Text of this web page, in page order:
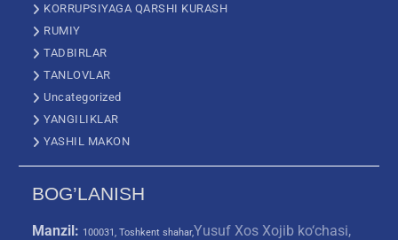
KORRUPSIYAGA QARSHI KURASH
RUMIY
TADBIRLAR
TANLOVLAR
Uncategorized
YANGILIKLAR
YASHIL MAKON
BOG’LANISH
Manzil: 100031, Toshkent shahar,Yusuf Xos Xojib ko‘chasi,